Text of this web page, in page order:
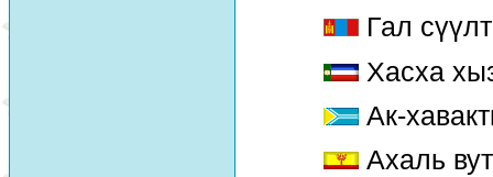
Гал сүүлт
Хасха
Ак-
Ахаль